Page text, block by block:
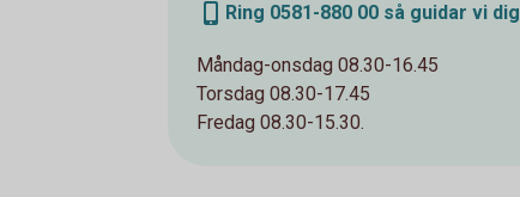
Ring 0581-880 00 så guidar vi dig
Måndag-onsdag 08.30-16.45
Torsdag 08.30-17.45
Fredag 08.30-15.30.